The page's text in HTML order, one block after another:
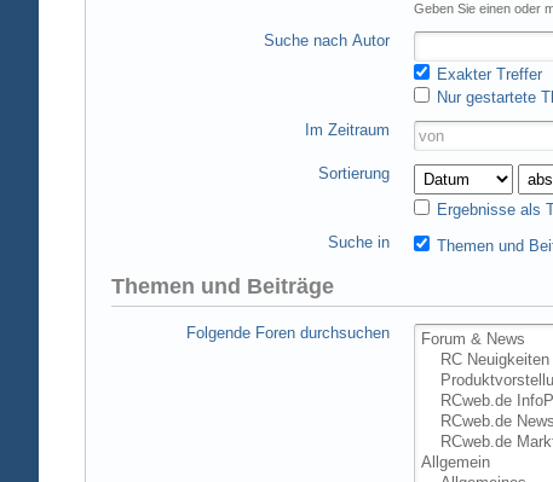
Geben Sie einen oder
Suche nach Autor
Exakter Treffer
Nur gestartete
Im Zeitraum
Sortierung
Ergebnisse als
Suche in
Themen und
Themen und Beiträge
Folgende Foren durchsuchen